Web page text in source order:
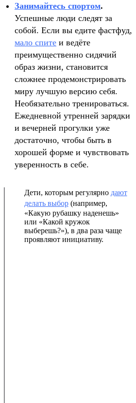
Занимайтесь спортом.
Успешные люди следят за
собой. Если вы едите фастфуд,
мало спите и ведёте
преимущественно сидячий
образ жизни, становится
сложнее продемонстрировать
миру лучшую версию себя.
Необязательно тренироваться.
Ежедневной утренней зарядки
и вечерней прогулки уже
достаточно, чтобы быть в
хорошей форме и чувствовать
уверенность в себе.
Дети, которым регулярно дают
делать выбор(например,
«Какую рубашку наденешь»
или «Какой кружок
выберешь?»), в два раза чаще
проявляют инициативу.